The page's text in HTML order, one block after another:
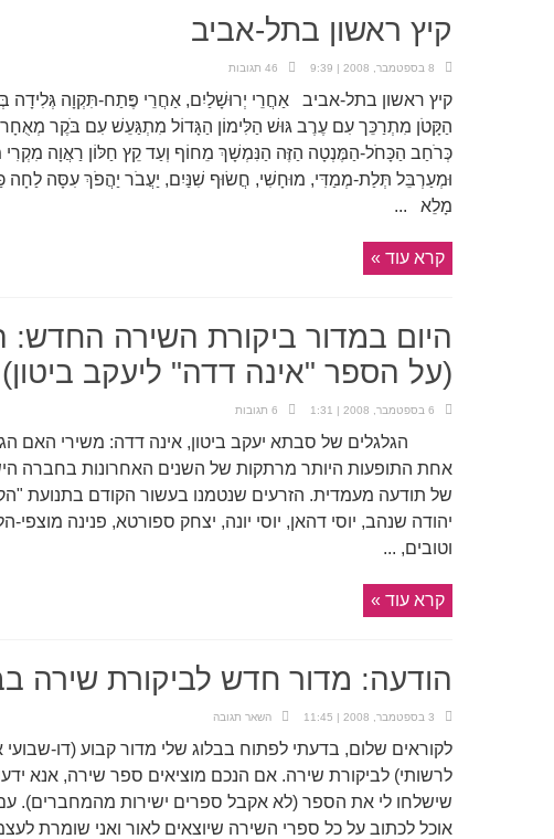
קיץ ראשון בתל-אביב
8 בספטמבר, 2008 | 9:39 46 תגובות
קיץ ראשון בתל-אביב אַחֲרֵי יְרוּשָׁלַיִם, אַחֲרֵי פֶּתַח-תִּקְוָה גְּלִידָה
הַקָּטֹן מִתְרַכֵּך עִם עֶרֶב גּוּשׁ הַלִּימוֹן הַגָּדוֹל מִתְגַּעֵשׁ עִם בֹּקֶר
כְּרֹחַב הַכָּחֹל-הַמֶּנְטָה הַזֶּה הַנִּמְשָׁךְ מֵחוֹף וְעַד קֵץ חַלּוֹן רַאֲוָה מִקְרִי
וּמְעַרְבֵּל תְּלַת-מְמַדִּי, מוּחָשִׁי, חֲשׂוּף שִׁנַּיִם, יַעֲבֹר יַהֲפֹךְ עִסָּה לַחָה
מָלֵא ...
קרא עוד »
היום במדור ביקורת השירה
(על הספר "אינה דדה" ליעקב ביטון)
6 בספטמבר, 2008 | 1:31 6 תגובות
אחת התופעות היותר מרתקות של השנים האחרונות בחברה
של תודעה מעמדית. הזרעים שנטמנו בעשור הקודם בתנועת
יהודה שנהב, יוסי דהאן, יוסי יונה, יצחק ספורטא, פנינה מוצפי-
וטובים, ...
קרא עוד »
הודעה: מדור חדש לביקורת שירה
3 בספטמבר, 2008 | 11:45 השאר תגובה
לקוראים שלום, בדעתי לפתוח בבלוג שלי מדור קבוע (דו-שבועי
לרשותי) לביקורת שירה. אם הנכם מוציאים ספר שירה, אנא
שישלחו לי את הספר (לא אקבל ספרים ישירות מהמחברים).
אוכל לכתוב על כל ספרי השירה שיוצאים לאור ואני שומרת